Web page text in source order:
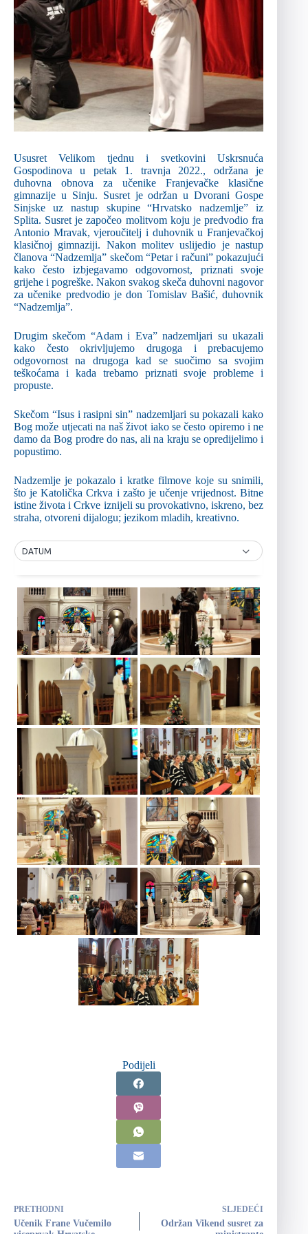
Ususret Velikom tjednu i svetkovini Uskrsnuća
Gospodinova u petak 1. travnja 2022., održana je
duhovna obnova za učenike Franjevačke klasične
gimnazije u Sinju. Susret je održan u Dvorani Gospe
Sinjske uz nastup skupine “Hrvatsko nadzemlje” iz
Splita. Susret je započeo molitvom koju je predvodio fra
Antonio Mravak, vjeroučitelj i duhovnik u Franjevačkoj
klasičnoj gimnaziji. Nakon molitev uslijedio je nastup
članova “Nadzemlja” skečom “Petar i računi” pokazujući
kako često izbjegavamo odgovornost, priznati svoje
grijehe i pogreške. Nakon svakog skeča duhovni nagovor
za učenike predvodio je don Tomislav Bašić, duhovnik
“Nadzemlja”.
Drugim skečom “Adam i Eva” nadzemljari su ukazali
kako često okrivljujemo drugoga i prebacujemo
odgovornost na drugoga kad se suočimo sa svojim
teškoćama i kada trebamo priznati svoje probleme i
propuste.
Skečom “Isus i rasipni sin” nadzemljari su pokazali kako
Bog može utjecati na naš život iako se često opiremo i ne
damo da Bog prodre do nas, ali na kraju se opredijelimo i
popustimo.
Nadzemlje je pokazalo i kratke filmove koje su snimili,
što je Katolička Crkva i zašto je učenje vrijednost. Bitne
istine života i Crkve iznijeli su provokativno, iskreno, bez
straha, otvoreni dijalogu; jezikom mladih, kreativno.
DATUM
Podijeli
PRETHODNI
Učenik Frane Vučemilo
SLJEDEĆI
Održan Vikend susret za